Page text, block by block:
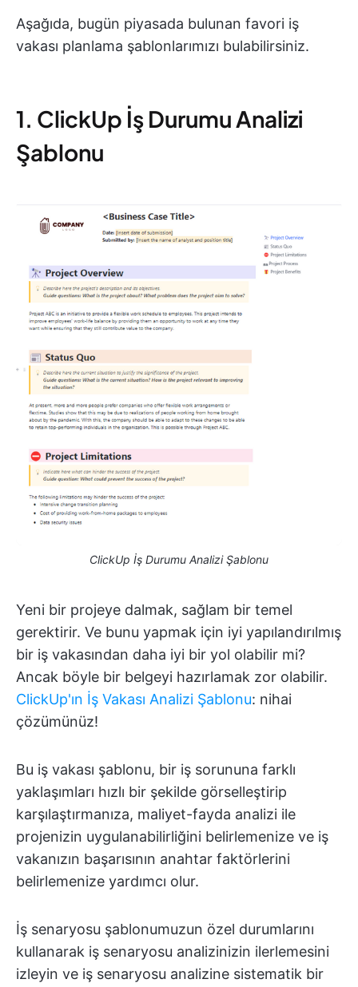
Aşağıda, bugün piyasada bulunan favori iş
vakası planlama şablonlarımızı bulabilirsiniz.
1. ClickUp İş Durumu Analizi
Şablonu
ClickUp İş Durumu Analizi Şablonu
Yeni bir projeye dalmak, sağlam bir temel
gerektirir. Ve bunu yapmak için iyi yapılandırılmış
bir iş vakasından daha iyi bir yol olabilir mi?
Ancak böyle bir belgeyi hazırlamak zor olabilir.
ClickUp'ın İş Vakası Analizi Şablonu: nihai
çözümünüz!
Bu iş vakası şablonu, bir iş sorununa farklı
yaklaşımları hızlı bir şekilde görselleştirip
karşılaştırmanıza, maliyet-fayda analizi ile
projenizin uygulanabilirliğini belirlemenize ve iş
vakanızın başarısının anahtar faktörlerini
belirlemenize yardımcı olur.
İş senaryosu şablonumuzun özel durumlarını
kullanarak iş senaryosu analizinizin ilerlemesini
izleyin ve iş senaryosu analizine sistematik bir